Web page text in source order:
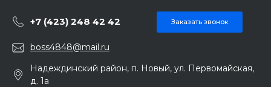
+7 (423) 248 42 42 Заказать звонок
boss4848@mail.ru
Надеждинский район, п. Новый, ул. Первомайская,
д. 1а